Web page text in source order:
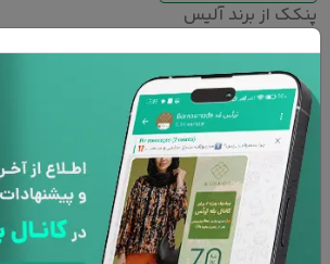
پنکک از برند آلیس
پوشش دهی فوق العاده
مناسب برای مصارف روزانه
بافت سبک و ابریشیمی
ضد آب و با دارا بودن SPF-15
فاقد پارابن و دیگر مواد مضر
افزودن به سبد خرید